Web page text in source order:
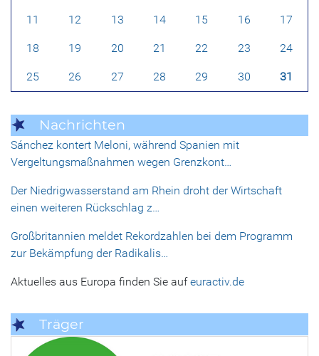
11 12 13 14 15 16 17
18 19 20 21 22 23 24
25 26 27 28 29 30 31
Nachrichten
Sánchez kontert Meloni, während Spanien mit
Vergeltungsmaßnahmen wegen Grenzkont…
Der Niedrigwasserstand am Rhein droht der Wirtschaft
einen weiteren Rückschlag z…
Großbritannien meldet Rekordzahlen bei dem Programm
zur Bekämpfung der Radikalis…
Aktuelles aus Europa finden Sie aufeuractiv.de
Träger